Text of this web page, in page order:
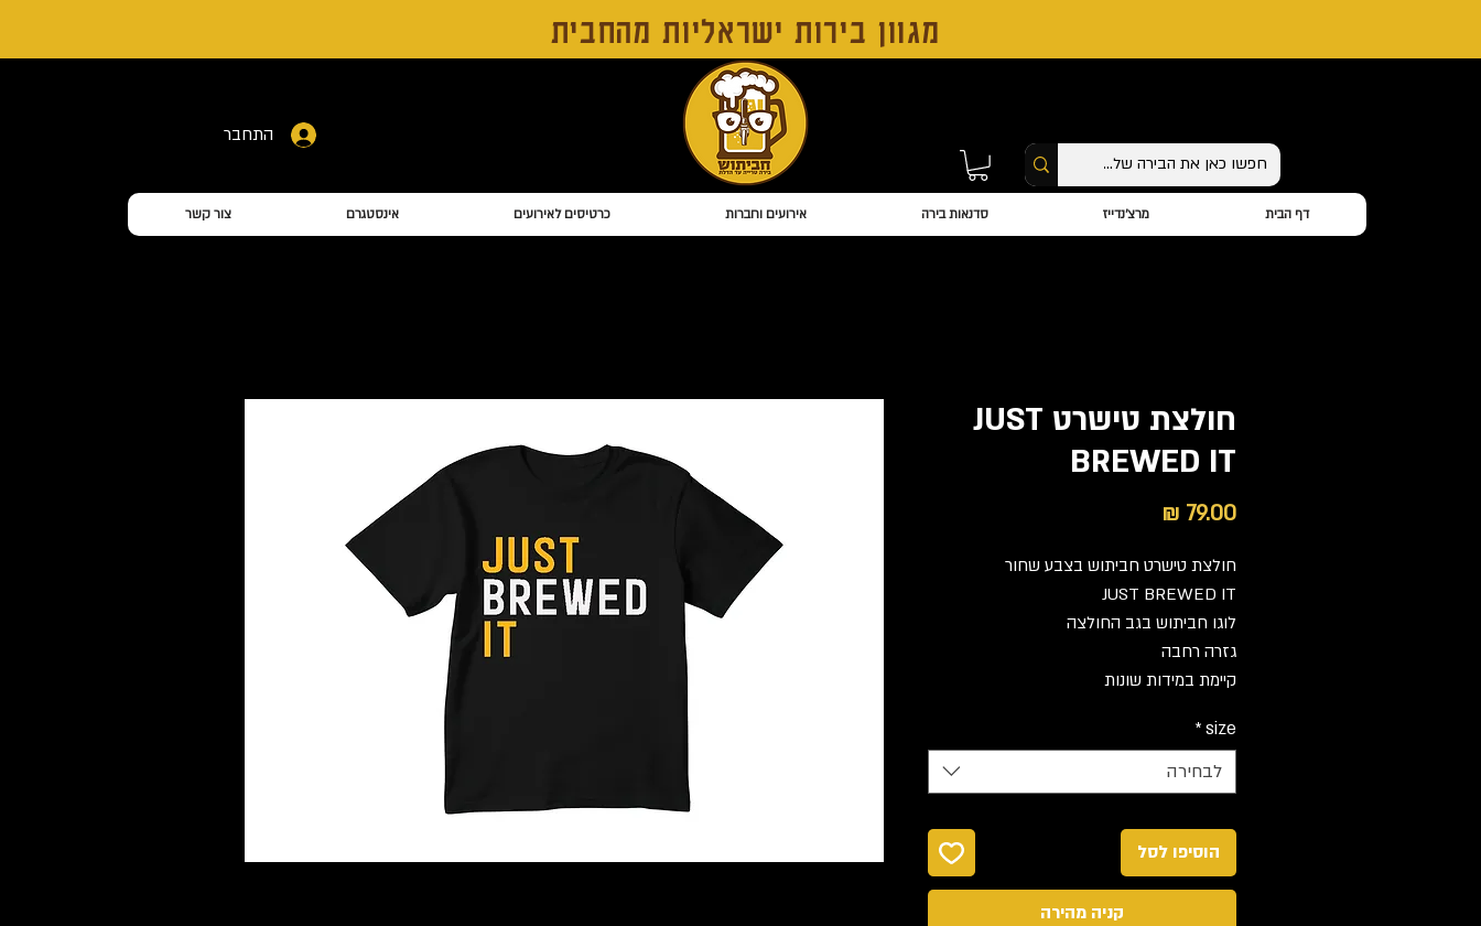
התחבר
מגוון בירות ישראליות מהחבית
דף הבית מרצ'נדייז סדנאות בירה אירועים וחברות כרטיסים לאירועים אינסטגרם צור קשר
חולצת טישרט JUST
BREWED IT
חולצת טישרט חביתוש בצבע שחור
JUST BREWED IT
לוגו חביתוש בגב החולצה
גזרה רחבה
קיימת במידות שונות
size
*
לבחירה
הוסיפו לסל
קניה מהירה